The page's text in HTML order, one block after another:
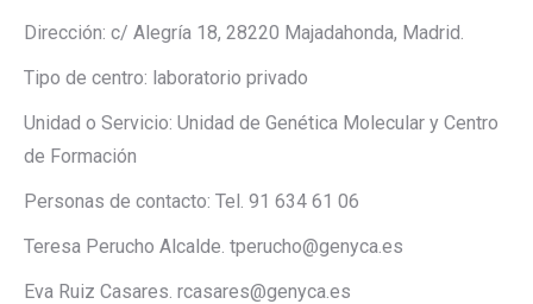
Dirección: c/ Alegría 18, 28220 Majadahonda, Madrid.
Tipo de centro: laboratorio privado
Unidad o Servicio: Unidad de Genética Molecular y Centro
de Formación
Personas de contacto: Tel. 91 634 61 06
Teresa Perucho Alcalde. tperucho@genyca.es
Eva Ruiz Casares. rcasares@genyca.es